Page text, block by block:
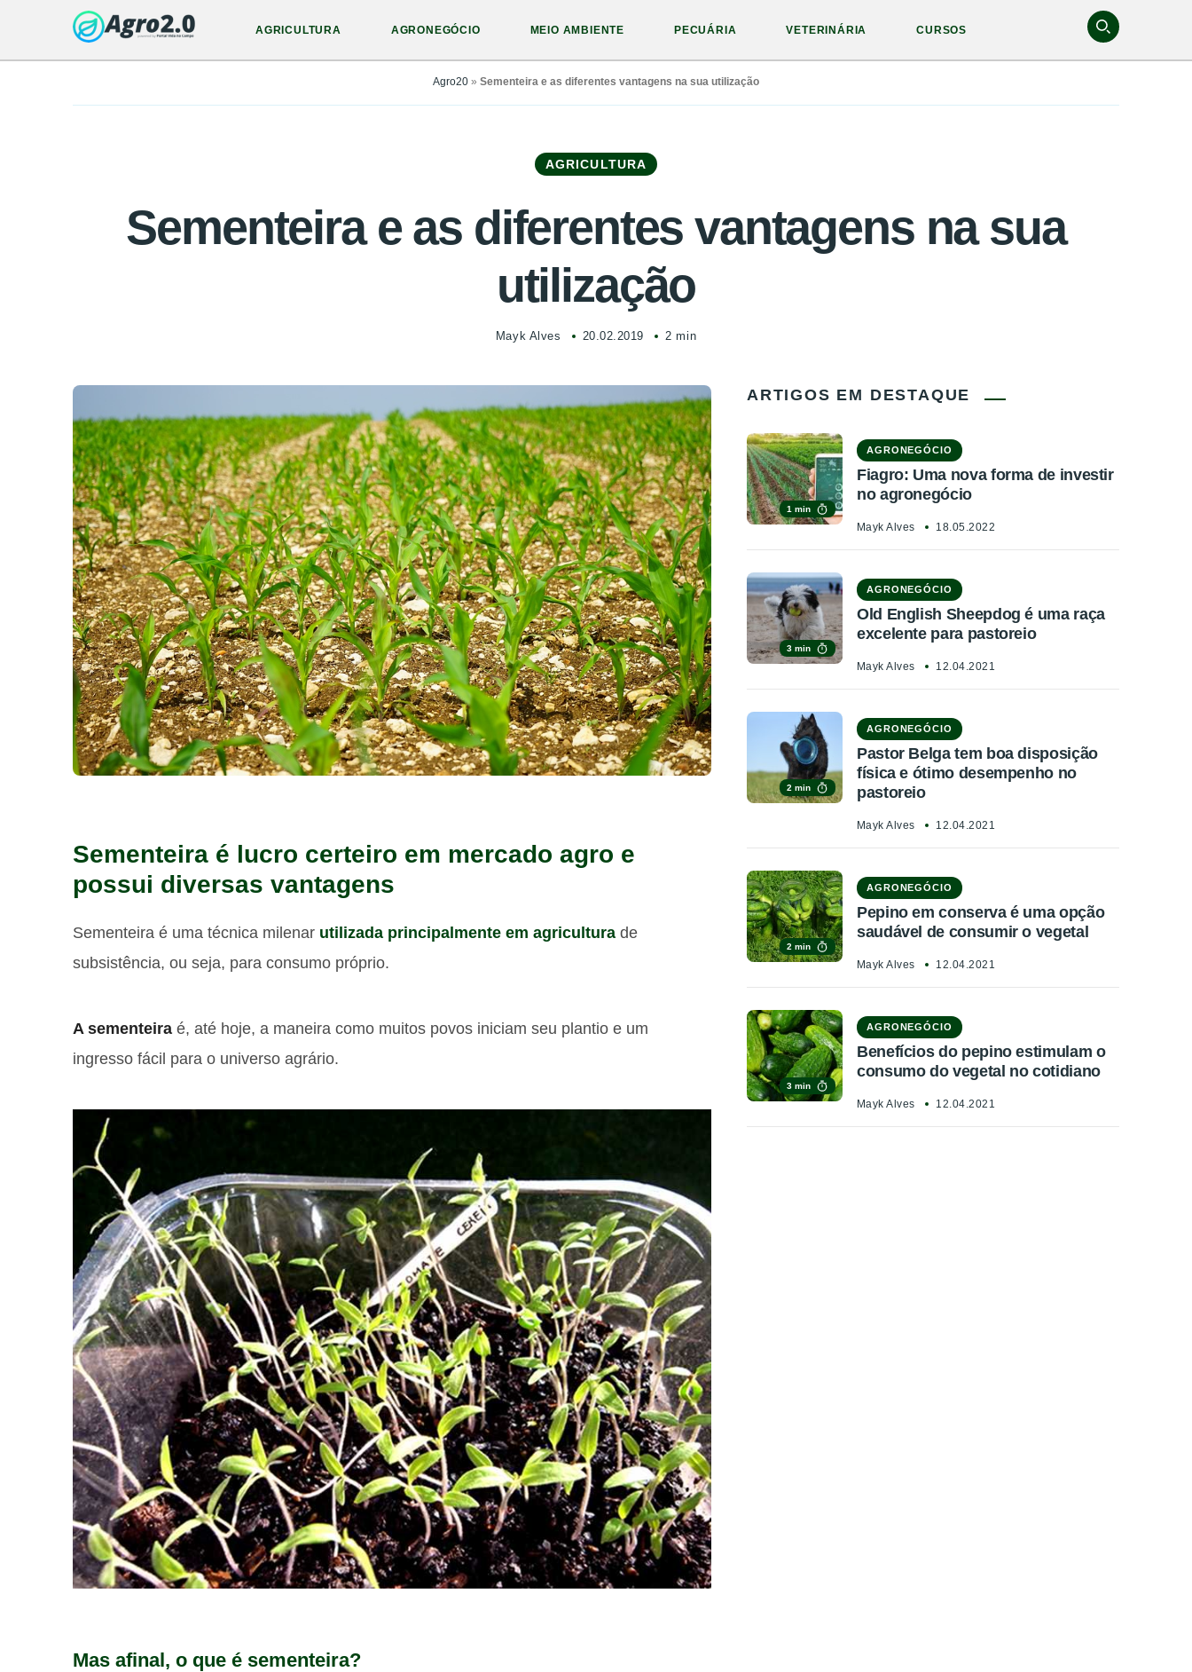
AGRICULTURA AGRONEGÓCIO MEIO AMBIENTE PECUÁRIA VETERINÁRIA CURSOS
Agro20 » Sementeira e as diferentes vantagens na sua utilização
AGRICULTURA
Sementeira e as diferentes vantagens na sua
utilização
Mayk Alves 20.02.2019 2 min
Sementeira é lucro certeiro em mercado agro e
possui diversas vantagens
Sementeira é uma técnica milenar utilizada principalmente em agricultura de
subsistência, ou seja, para consumo próprio.
A sementeira é, até hoje, a maneira como muitos povos iniciam seu plantio e um
ingresso fácil para o universo agrário.
Mas afinal, o que é sementeira?
ARTIGOS EM DESTAQUE
1 min
AGRONEGÓCIO
Fiagro: Uma nova forma de investir
no agronegócio
Mayk Alves 18.05.2022
3 min
AGRONEGÓCIO
Old English Sheepdog é uma raça
excelente para pastoreio
Mayk Alves 12.04.2021
2 min
AGRONEGÓCIO
Pastor Belga tem boa disposição
física e ótimo desempenho no
pastoreio
Mayk Alves 12.04.2021
2 min
AGRONEGÓCIO
Pepino em conserva é uma opção
saudável de consumir o vegetal
Mayk Alves 12.04.2021
3 min
AGRONEGÓCIO
Benefícios do pepino estimulam o
consumo do vegetal no cotidiano
Mayk Alves 12.04.2021